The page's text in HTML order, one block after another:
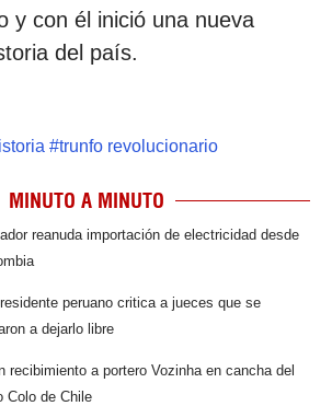
y con él inició una nueva
del país.
#trunfo revolucionario
MINUTO A MINUTO
reanuda importación de electricidad desde
peruano critica a jueces que se
a dejarlo libre
recibimiento a portero Vozinha en cancha del
Colo de Chile